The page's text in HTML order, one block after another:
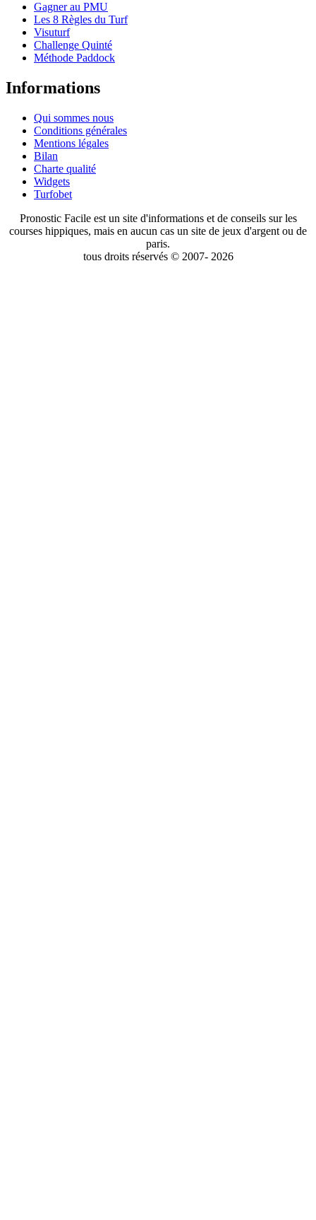
Gagner au PMU
Les 8 Règles du Turf
Visuturf
Challenge Quinté
Méthode Paddock
Informations
Qui sommes nous
Conditions générales
Mentions légales
Bilan
Charte qualité
Widgets
Turfobet
Pronostic Facile est un site d'informations et de conseils sur les
courses hippiques, mais en aucun cas un site de jeux d'argent ou de
paris.
tous droits réservés © 2007- 2026